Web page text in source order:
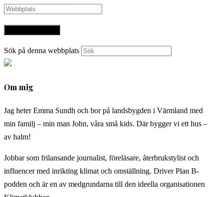
Sök på denna webbplats
Om mig
Jag heter Emma Sundh och bor på landsbygden i Värmland med
min familj – min man John, våra små kids. Där bygger vi ett hus –
av halm!
Jobbar som frilansande journalist, föreläsare, återbrukstylist och
influencer med inrikting klimat och omställning. Driver Plan B-
podden och är en av medgrundarna till den ideella organisationen